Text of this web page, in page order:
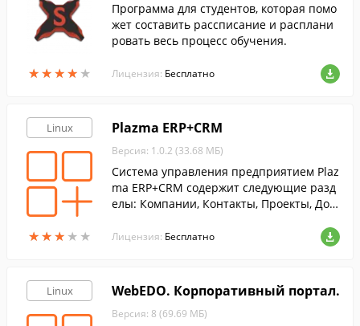
★★★★ ★
★★★★ ★
Программа для студентов, которая помо
жет составить рассписание и расплани
ровать весь процесс обучения.
Лицензия: Бесплатно
Linux
★★★ ★ ★
★★★ ★ ★
Plazma ERP+CRM
Версия: 1.0.2 (33.68 МБ)
Система управления предприятием Plaz
ma ERP+CRM содержит следующие разд
елы: Компании, Контакты, Проекты, Док
тчеты.
Лицензия: Бесплатно
Linux WebEDO. Корпоративный портал.
Версия: 8 (69.69 МБ)